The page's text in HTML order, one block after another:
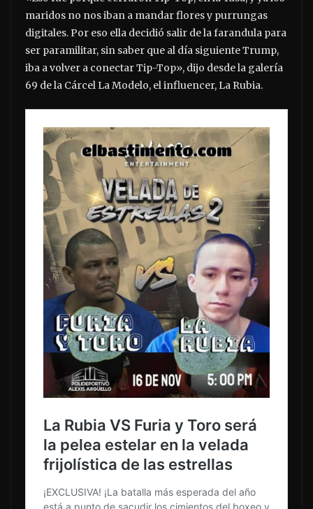
maridos no nos iban a mandar flores y purrungas
digitales. Por eso ella decidió salir de la farandula para
ser paramilitar, sin saber que al día siguiente Trump,
iba a volver a conectar Tip-Top», dijo desde la galería
69 de la Cárcel La Modelo, el influencer, La Rubia.